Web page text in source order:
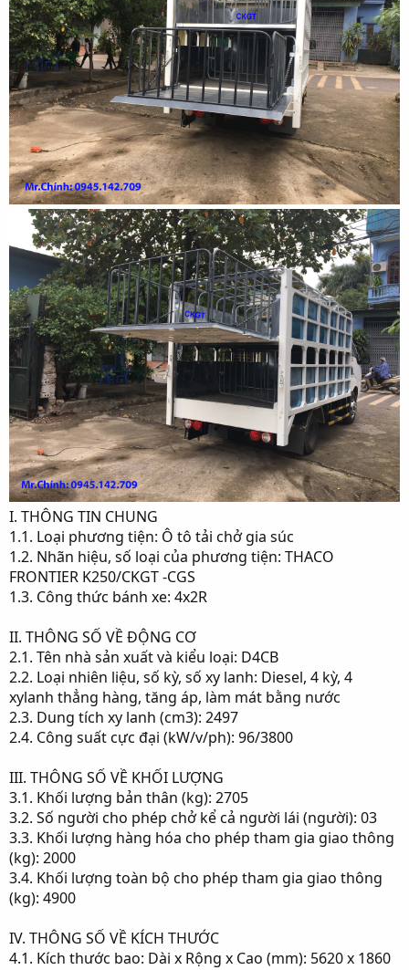
I. THÔNG TIN CHUNG
1.1. Loại phương tiện: Ô tô tải chở gia súc
1.2. Nhãn hiệu, số loại của phương tiện: THACO
FRONTIER K250/CKGT -CGS
1.3. Công thức bánh xe: 4x2R
II. THÔNG SỐ VỀ ĐỘNG CƠ
2.1. Tên nhà sản xuất và kiểu loại: D4CB
2.2. Loại nhiên liệu, số kỳ, số xy lanh: Diesel, 4 kỳ, 4
xylanh thẳng hàng, tăng áp, làm mát bằng nước
2.3. Dung tích xy lanh (cm3): 2497
2.4. Công suất cực đại (kW/v/ph): 96/3800
III. THÔNG SỐ VỀ KHỐI LƯỢNG
3.1. Khối lượng bản thân (kg): 2705
3.2. Số người cho phép chở kể cả người lái (người): 03
3.3. Khối lượng hàng hóa cho phép tham gia giao thông
(kg): 2000
3.4. Khối lượng toàn bộ cho phép tham gia giao thông
(kg): 4900
IV. THÔNG SỐ VỀ KÍCH THƯỚC
4.1. Kích thước bao: Dài x Rộng x Cao (mm): 5620 x 1860